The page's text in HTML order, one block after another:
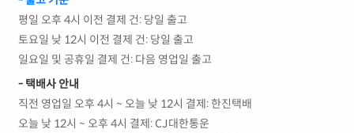
평일 오후 4시 이전 결제 건: 당일 출고
토요일 낮 12시 이전 결제 건: 당일 출고
일요일 및 공휴일 결제 건: 다음 영업일 출고
- 택배사 안내
직전 영업일 오후 4시 ~ 오늘 낮 12시 결제: 한진택배
오늘 낮 12시 ~ 오후 4시 결제: CJ대한통운